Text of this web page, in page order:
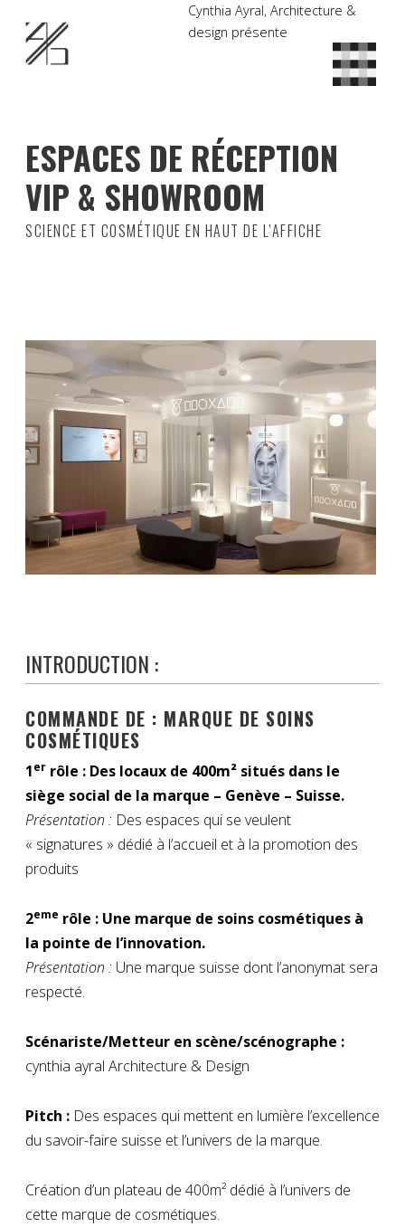
Cynthia Ayral, Architecture &
design présente
ESPACES DE RÉCEPTION
VIP & SHOWROOM
SCIENCE ET COSMÉTIQUE EN HAUT DE L’AFFICHE
INTRODUCTION :
COMMANDE DE : MARQUE DE SOINS
COSMÉTIQUES
1er rôle : Des locaux de 400m² situés dans le
siège social de la marque – Genève – Suisse.
Présentation : Des espaces qui se veulent
« signatures » dédié à l’accueil et à la promotion des
produits
2eme rôle : Une marque de soins cosmétiques à
la pointe de l’innovation.
Présentation : Une marque suisse dont l’anonymat sera
respecté.
Scénariste/Metteur en scène/scénographe :
cynthia ayral Architecture & Design
Pitch : Des espaces qui mettent en lumière l’excellence
du savoir-faire suisse et l’univers de la marque.
Création d’un plateau de 400m² dédié à l’univers de
cette marque de cosmétiques.